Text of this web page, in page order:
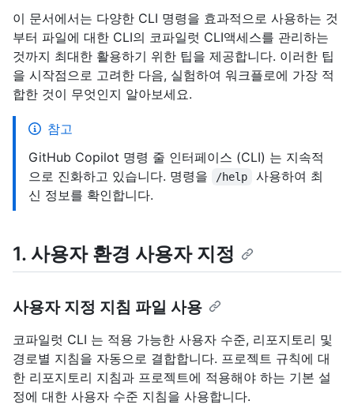
이 문서에서는 다양한 CLI 명령을 효과적으로 사용하는 것
부터 파일에 대한 CLI의 코파일럿 CLI액세스를 관리하는
것까지 최대한 활용하기 위한 팁을 제공합니다. 이러한 팁
을 시작점으로 고려한 다음, 실험하여 워크플로에 가장 적
합한 것이 무엇인지 알아보세요.
참고
GitHub Copilot 명령 줄 인터페이스 (CLI) 는 지속적
으로 진화하고 있습니다. 명령을
/help
사용하여 최
신 정보를 확인합니다.
1. 사용자 환경 사용자 지정
사용자 지정 지침 파일 사용
코파일럿 CLI 는 적용 가능한 사용자 수준, 리포지토리 및
경로별 지침을 자동으로 결합합니다. 프로젝트 규칙에 대
한 리포지토리 지침과 프로젝트에 적용해야 하는 기본 설
정에 대한 사용자 수준 지침을 사용합니다.